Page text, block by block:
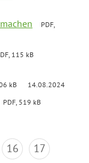
PDF,
115 kB
kB 14.08.2024
PDF, 519 kB
16
17